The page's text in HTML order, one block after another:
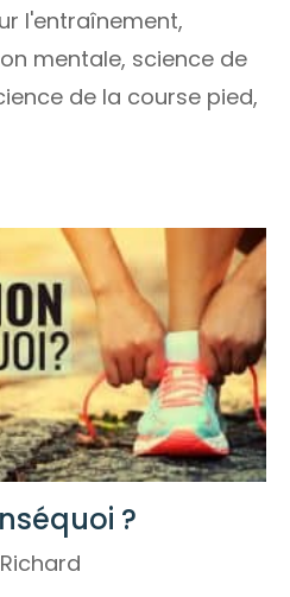
l'entraînement,
mentale, science de
de la course pied,
?